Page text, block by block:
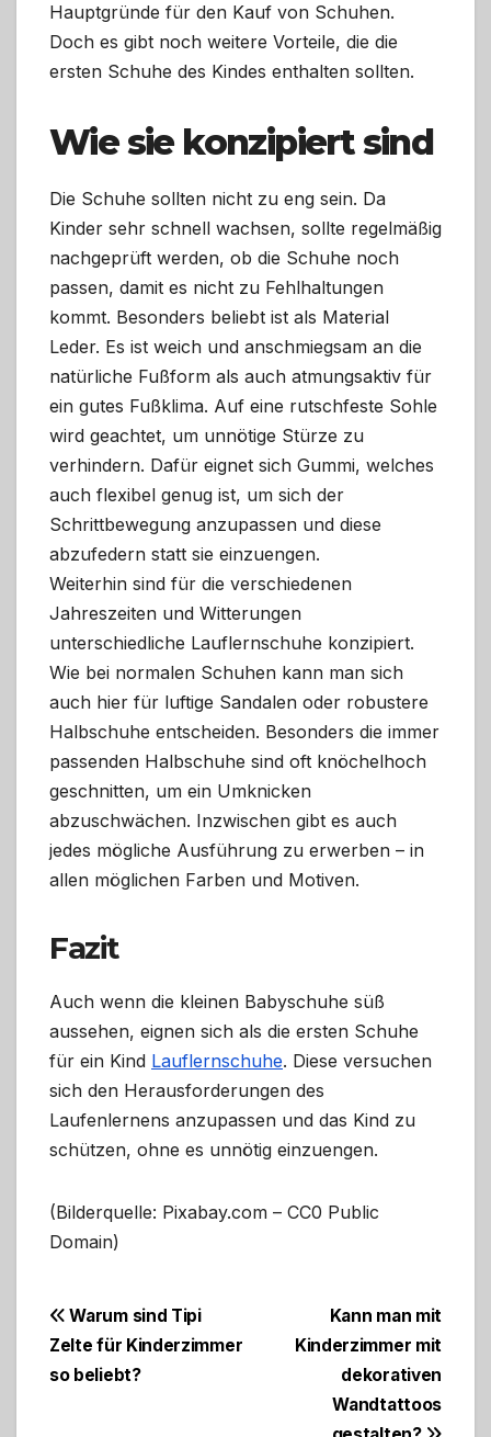
Hauptgründe für den Kauf von Schuhen.
Doch es gibt noch weitere Vorteile, die die
ersten Schuhe des Kindes enthalten sollten.
Wie sie konzipiert sind
Die Schuhe sollten nicht zu eng sein. Da
Kinder sehr schnell wachsen, sollte regelmäßig
nachgeprüft werden, ob die Schuhe noch
passen, damit es nicht zu Fehlhaltungen
kommt. Besonders beliebt ist als Material
Leder. Es ist weich und anschmiegsam an die
natürliche Fußform als auch atmungsaktiv für
ein gutes Fußklima. Auf eine rutschfeste Sohle
wird geachtet, um unnötige Stürze zu
verhindern. Dafür eignet sich Gummi, welches
auch flexibel genug ist, um sich der
Schrittbewegung anzupassen und diese
abzufedern statt sie einzuengen.
Weiterhin sind für die verschiedenen
Jahreszeiten und Witterungen
unterschiedliche Lauflernschuhe konzipiert.
Wie bei normalen Schuhen kann man sich
auch hier für luftige Sandalen oder robustere
Halbschuhe entscheiden. Besonders die immer
passenden Halbschuhe sind oft knöchelhoch
geschnitten, um ein Umknicken
abzuschwächen. Inzwischen gibt es auch
jedes mögliche Ausführung zu erwerben – in
allen möglichen Farben und Motiven.
Fazit
Auch wenn die kleinen Babyschuhe süß
aussehen, eignen sich als die ersten Schuhe
für ein Kind Lauflernschuhe. Diese versuchen
sich den Herausforderungen des
Laufenlernens anzupassen und das Kind zu
schützen, ohne es unnötig einzuengen.
(Bilderquelle: Pixabay.com – CC0 Public
Domain)
BeitragsnavigationKann man mit
Kinderzimmer mit
dekorativen
Wandtattoos
Warum sind Tipi
Zelte für Kinderzimmer
so beliebt?